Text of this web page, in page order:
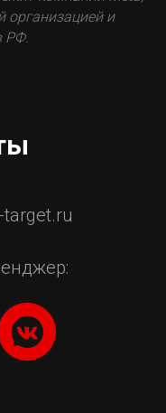
организацией и
РФ.
target.ru